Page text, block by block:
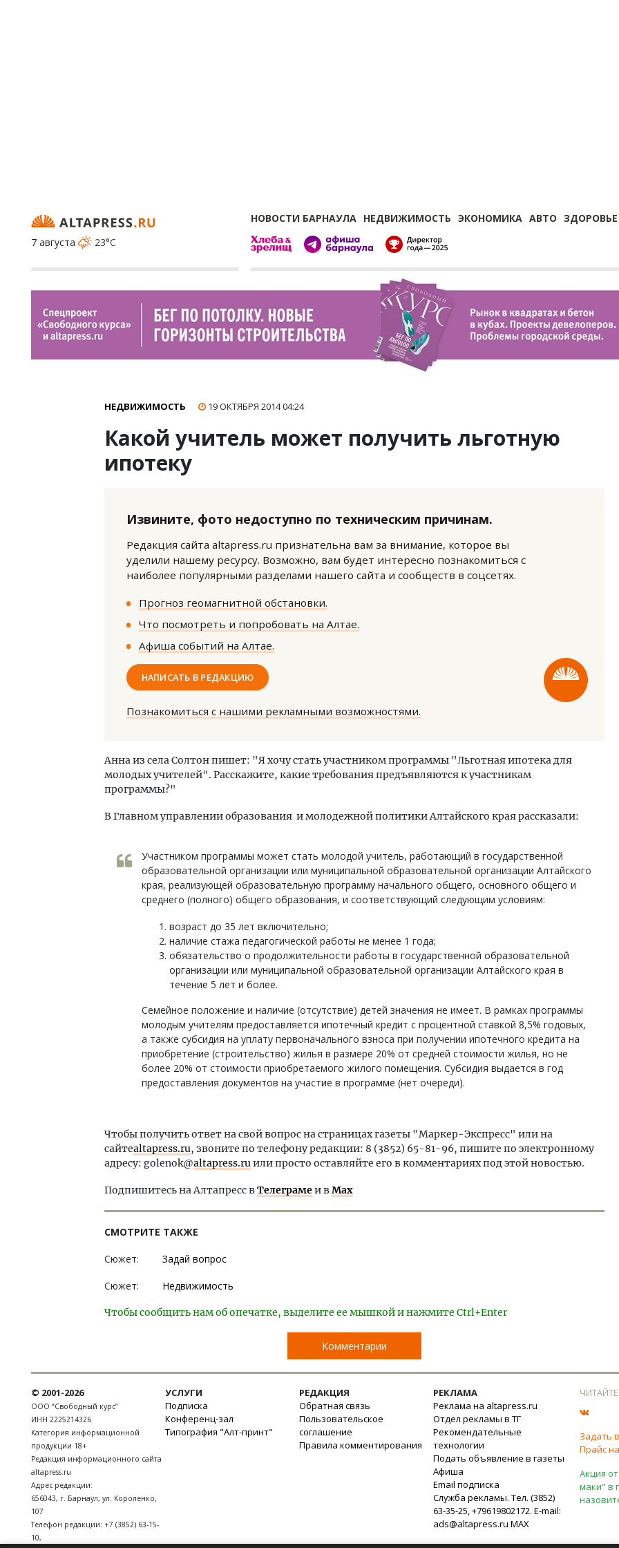
НОВОСТИ БАРНАУЛА НЕДВИЖИМОСТЬ ЭКОНОМИКА АВТО ЗДОРОВЬЕ
7 августа
23°C
НЕДВИЖИМОСТЬ 19 ОКТЯБРЯ 201404:24
Какой учитель может получить льготную
ипотеку
Извините, фото недоступно по техническим причинам.
Редакция сайта altapress.ru признательна вам за внимание, которое вы
уделили нашему ресурсу. Возможно, вам будет интересно познакомиться с
наиболее популярными разделами нашего сайта и сообществ в соцсетях.
Прогноз геомагнитной обстановки.
Что посмотреть и попробовать на Алтае.
Афиша событий на Алтае.
НАПИСАТЬ В РЕДАКЦИЮ
Познакомиться с нашими рекламными возможностями.
Анна из села Солтон пишет: "Я хочу стать участником программы "Льготная ипотека для
молодых учителей". Расскажите, какие требования предъявляются к участникам
программы?"
В Главном управлении образования и молодежной политики Алтайского края рассказали:
Участником программы может стать молодой учитель, работающий в государственной
образовательной организации или муниципальной образовательной организации Алтайского
края, реализующей образовательную программу начального общего, основного общего и
среднего (полного) общего образования, и соответствующий следующим условиям:
возраст до 35 лет включительно;
наличие стажа педагогической работы не менее 1 года;
обязательство о продолжительности работы в государственной образовательной
организации или муниципальной образовательной организации Алтайского края в
течение 5 лет и более.
Семейное положение и наличие (отсутствие) детей значения не имеет. В рамках программы
молодым учителям предоставляется ипотечный кредит с процентной ставкой 8,5% годовых,
а также субсидия на уплату первоначального взноса при получении ипотечного кредита на
приобретение (строительство) жилья в размере 20% от средней стоимости жилья, но не
более 20% от стоимости приобретаемого жилого помещения. Субсидия выдается в год
предоставления документов на участие в программе (нет очереди).
Чтобы получить ответ на свой вопрос на страницах газеты "Маркер-Экспресс" или на
сайтеaltapress.ru, звоните по телефону редакции: 8 (3852) 65-81-96, пишите по электронному
адресу: golenok@altapress.ruили просто оставляйте его в комментариях под этой новостью.
Подпишитесь на Алтапресс вТелеграмеи вMax
СМОТРИТЕ ТАКЖЕ
Сюжет: Задай вопрос
Сюжет: Недвижимость
Чтобы сообщить нам об опечатке, выделите ее мышкой и нажмите Ctrl+Enter
Комментарии
Гатилов — о том, как девелоперу
оставаться на плаву, когда рынок
СТРОИТЕЛЬСТВО
ЗИАС — об эстетике
трендах в фасадах и
© 2001-2026
ООО “Свободный курс”
ИНН 2225214326
Категория информационной
продукции 18+
Редакция информационного сайта
altapress.ru
Адрес редакции:
656043, г. Барнаул, ул. Короленко,
107
Телефон редакции: +7 (3852) 63-15-
10,
УСЛУГИ
Подписка
Конференц-зал
Типография "Алт-принт"
РЕДАКЦИЯ
Обратная связь
Пользовательское
соглашение
Правила комментирования
РЕКЛАМА
Реклама на altapress.ru
Отдел рекламы в ТГ
Рекомендательные
технологии
Подать объявление в газеты
Афиша
Email подписка
Служба рекламы. Тел. (3852)
63-35-25, +79619802172. E-mail:
ads@altapress.ru MAX
Задать
Прайс
Акция
маки" в